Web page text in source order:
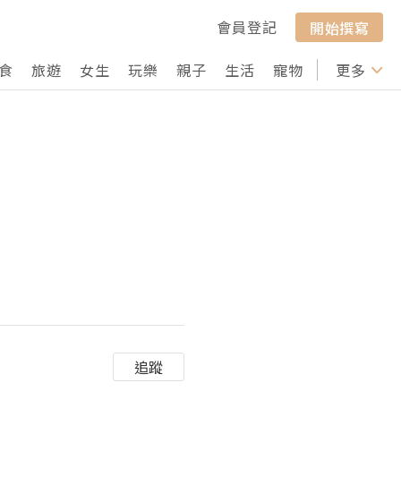
會員登記
開始撰寫
旅遊 女生 玩樂 親子 生活 寵物 行山 打卡
更多
追蹤